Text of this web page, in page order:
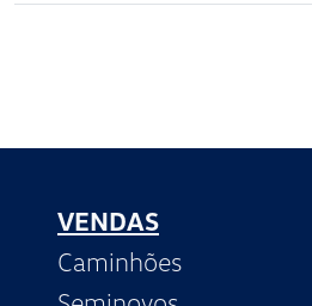
VENDAS
Caminhões